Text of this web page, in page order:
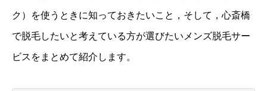
ク）を使うときに知っておきたいこと，そして，心斎橋
で脱毛したいと考えている方が選びたいメンズ脱毛サー
ビスをまとめて紹介します。